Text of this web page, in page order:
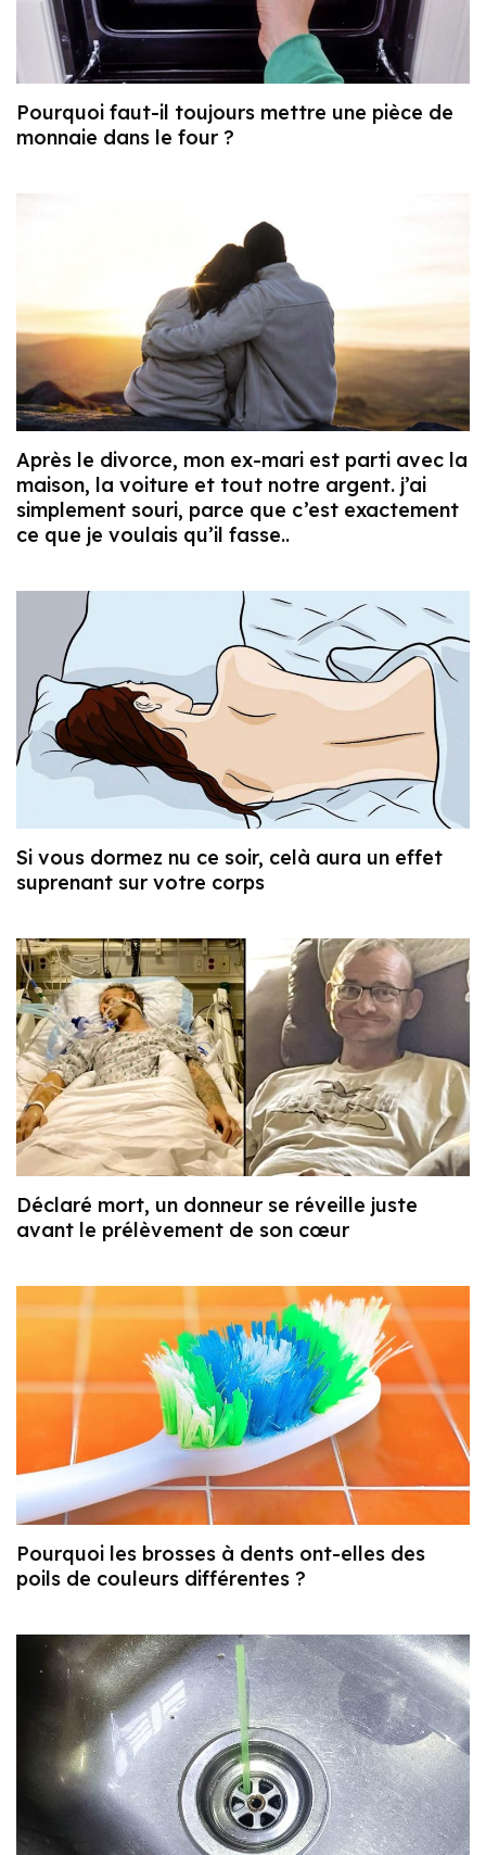
Pourquoi faut-il toujours mettre une pièce de
monnaie dans le four ?
Après le divorce, mon ex-mari est parti avec la
maison, la voiture et tout notre argent. j’ai
simplement souri, parce que c’est exactement
ce que je voulais qu’il fasse..
Si vous dormez nu ce soir, celà aura un effet
suprenant sur votre corps
Déclaré mort, un donneur se réveille juste
avant le prélèvement de son cœur
Pourquoi les brosses à dents ont-elles des
poils de couleurs différentes ?